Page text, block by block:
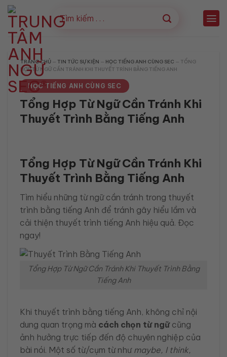
Bỏ
qua
nội
dung
TRANG CHỦ — TIN TỨC SỰ KIỆN — HỌC TIẾNG ANH CÙNG SEC — TỔNG
HỢP TỪ NGỮ CẦN TRÁNH KHI THUYẾT TRÌNH BẰNG TIẾNG ANH
HỌC TIẾNG ANH CÙNG SEC
Tổng Hợp Từ Ngữ Cần Tránh Khi
Thuyết Trình Bằng Tiếng Anh
Tổng Hợp Từ Ngữ Cần Tránh Khi
Thuyết Trình Bằng Tiếng Anh
Tìm hiểu những từ ngữ cần tránh trong thuyết
trình bằng tiếng Anh để tránh gây hiểu lầm và
cải thiện thuyết trình tiếng Anh hiệu quả. Đọc
ngay!
Tổng Hợp Từ Ngữ Cần Tránh Khi Thuyết Trình Bằng
Tiếng Anh
Khi thuyết trình bằng tiếng Anh, không chỉ nội
dung quan trọng mà cách chọn từ ngữcũng
ảnh hưởng trực tiếp đến độ chuyên nghiệp của
bài nói. Một số từ/cụm từ như maybe, I think,